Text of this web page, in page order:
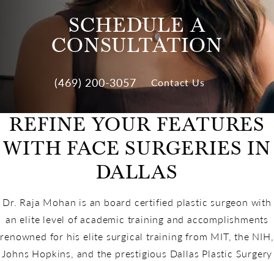
SCHEDULE A
CONSULTATION
(469) 200-3057 Contact Us
REFINE YOUR FEATURES
WITH FACE SURGERIES IN
DALLAS
Dr. Raja Mohan is an board certified plastic surgeon with
an elite level of academic training and accomplishments
renowned for his elite surgical training from MIT, the NIH,
Johns Hopkins, and the prestigious Dallas Plastic Surgery